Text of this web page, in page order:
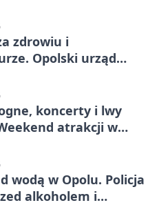
zdrowiu i
Opolski urząd
koncerty i lwy
atrakcji w
wodą w Opolu. Policja
alkoholem i